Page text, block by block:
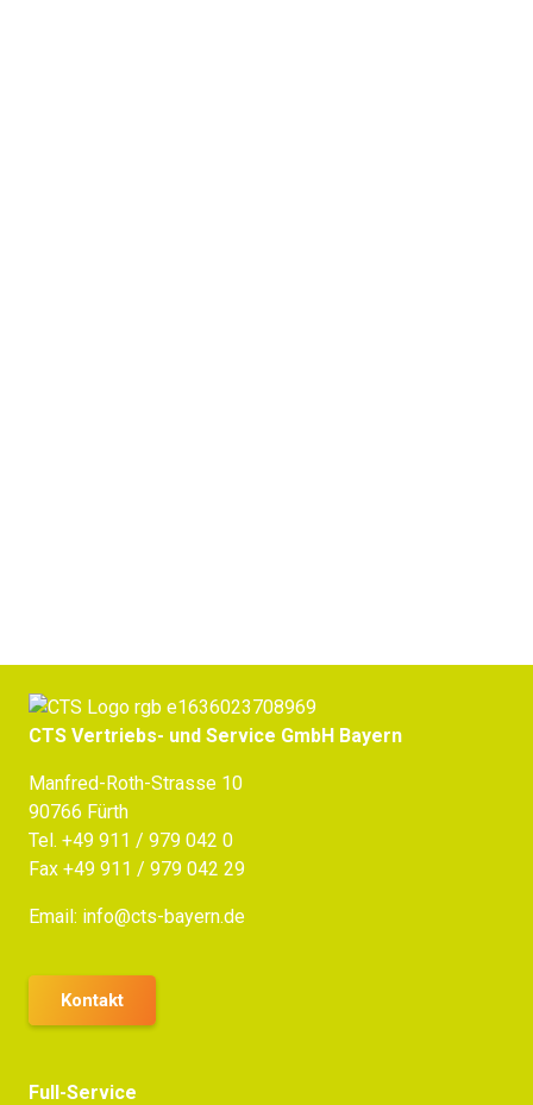
CTS Vertriebs- und Service GmbH Bayern
Manfred-Roth-Strasse 10
90766 Fürth
Tel. +49 911 / 979 042 0
Fax +49 911 / 979 042 29
Email: info@cts-bayern.de
Kontakt
Full-Service